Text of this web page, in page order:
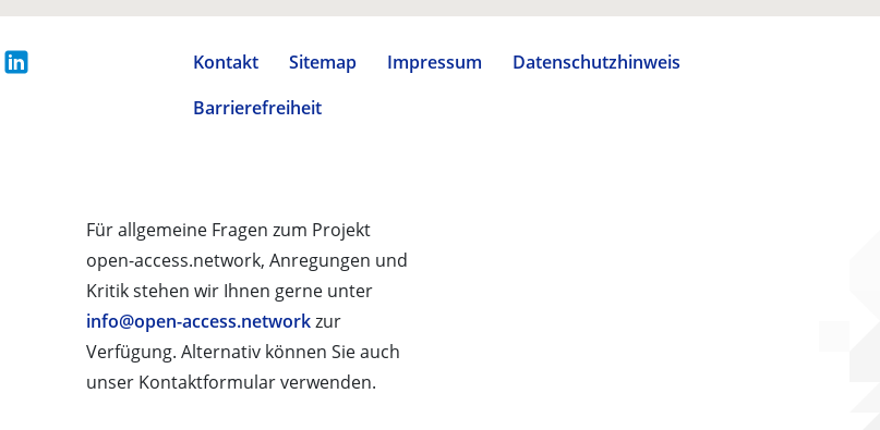
Kontakt Sitemap Impressum
Datenschutzhinweis
Barrierefreiheit
Für allgemeine Fragen zum Projekt
open-access.network, Anregungen und
Kritik stehen wir Ihnen gerne unter
info@open-access.networkzur
Verfügung. Alternativ können Sie auch
unser Kontaktformular verwenden.